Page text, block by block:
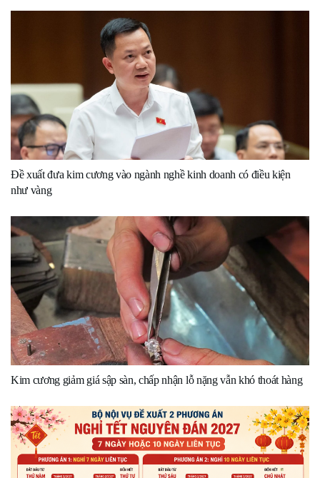
Đề xuất đưa kim cương vào ngành nghề kinh doanh có điều kiện
như vàng
Kim cương giảm giá sập sàn, chấp nhận lỗ nặng vẫn khó thoát hàng